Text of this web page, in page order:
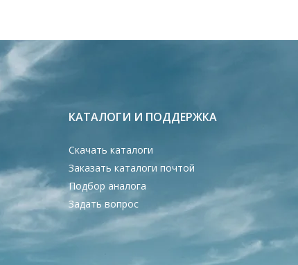
КАТАЛОГИ И ПОДДЕРЖКА
Скачать каталоги
Заказать каталоги почтой
Подбор аналога
Задать вопрос